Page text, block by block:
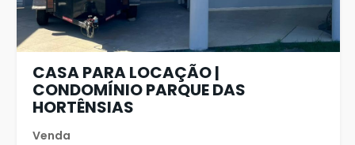
CASA PARA LOCAÇÃO |
CONDOMÍNIO PARQUE DAS
HORTÊNSIAS
Venda